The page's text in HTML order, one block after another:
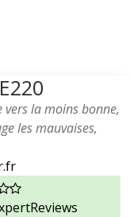
vers la moins bonne,
les mauvaises,